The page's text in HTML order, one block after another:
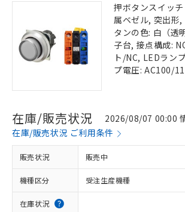
押ボタンスイッ
属ベゼル, 突出形,
タンの色: 白（透
子台, 接点構成:
ト/NC, LEDラン
プ電圧: AC100/
在庫/販売状況
2026/08/07 00:00
在庫/販売状況 ご利用条件
販売状況 販売中
機種区分 受注生産機種
在庫状況